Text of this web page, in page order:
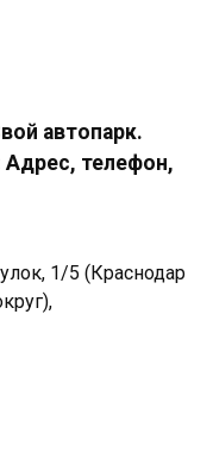
автопарк.
Адрес, телефон,
1/5 (Краснодар